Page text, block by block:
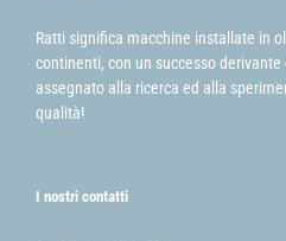
Ratti significa macchine installate in
continenti, con un successo
assegnato alla ricerca ed alla
qualità!
I nostri contatti